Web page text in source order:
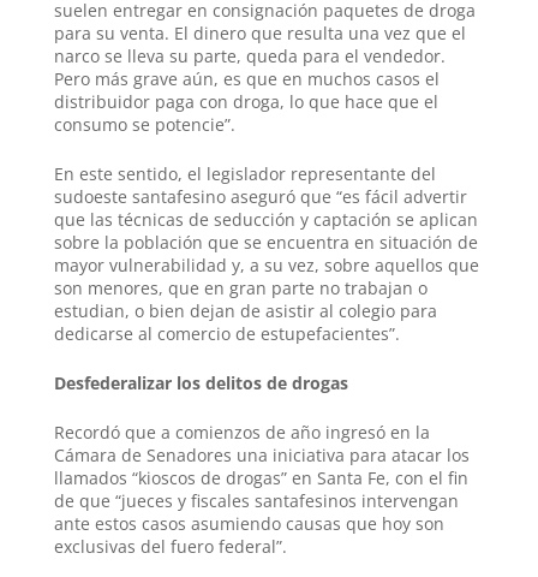
suelen entregar en consignación paquetes de droga
para su venta. El dinero que resulta una vez que el
narco se lleva su parte, queda para el vendedor.
Pero más grave aún, es que en muchos casos el
distribuidor paga con droga, lo que hace que el
consumo se potencie”.
En este sentido, el legislador representante del
sudoeste santafesino aseguró que “es fácil advertir
que las técnicas de seducción y captación se aplican
sobre la población que se encuentra en situación de
mayor vulnerabilidad y, a su vez, sobre aquellos que
son menores, que en gran parte no trabajan o
estudian, o bien dejan de asistir al colegio para
dedicarse al comercio de estupefacientes”.
Desfederalizar los delitos de drogas
Recordó que a comienzos de año ingresó en la
Cámara de Senadores una iniciativa para atacar los
llamados “kioscos de drogas” en Santa Fe, con el fin
de que “jueces y fiscales santafesinos intervengan
ante estos casos asumiendo causas que hoy son
exclusivas del fuero federal”.